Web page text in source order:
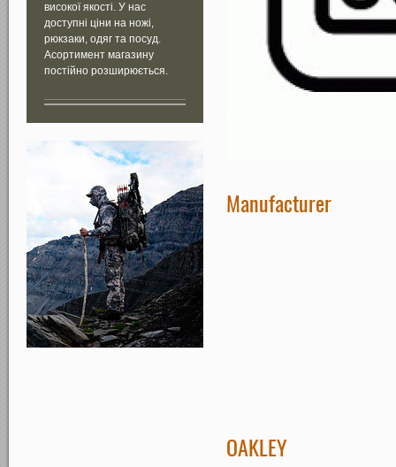
високої якості. У нас
доступні ціни на ножі,
рюкзаки, одяг та посуд.
Асортимент магазину
постійно розширюється.
Manufacturer
OAKLEY